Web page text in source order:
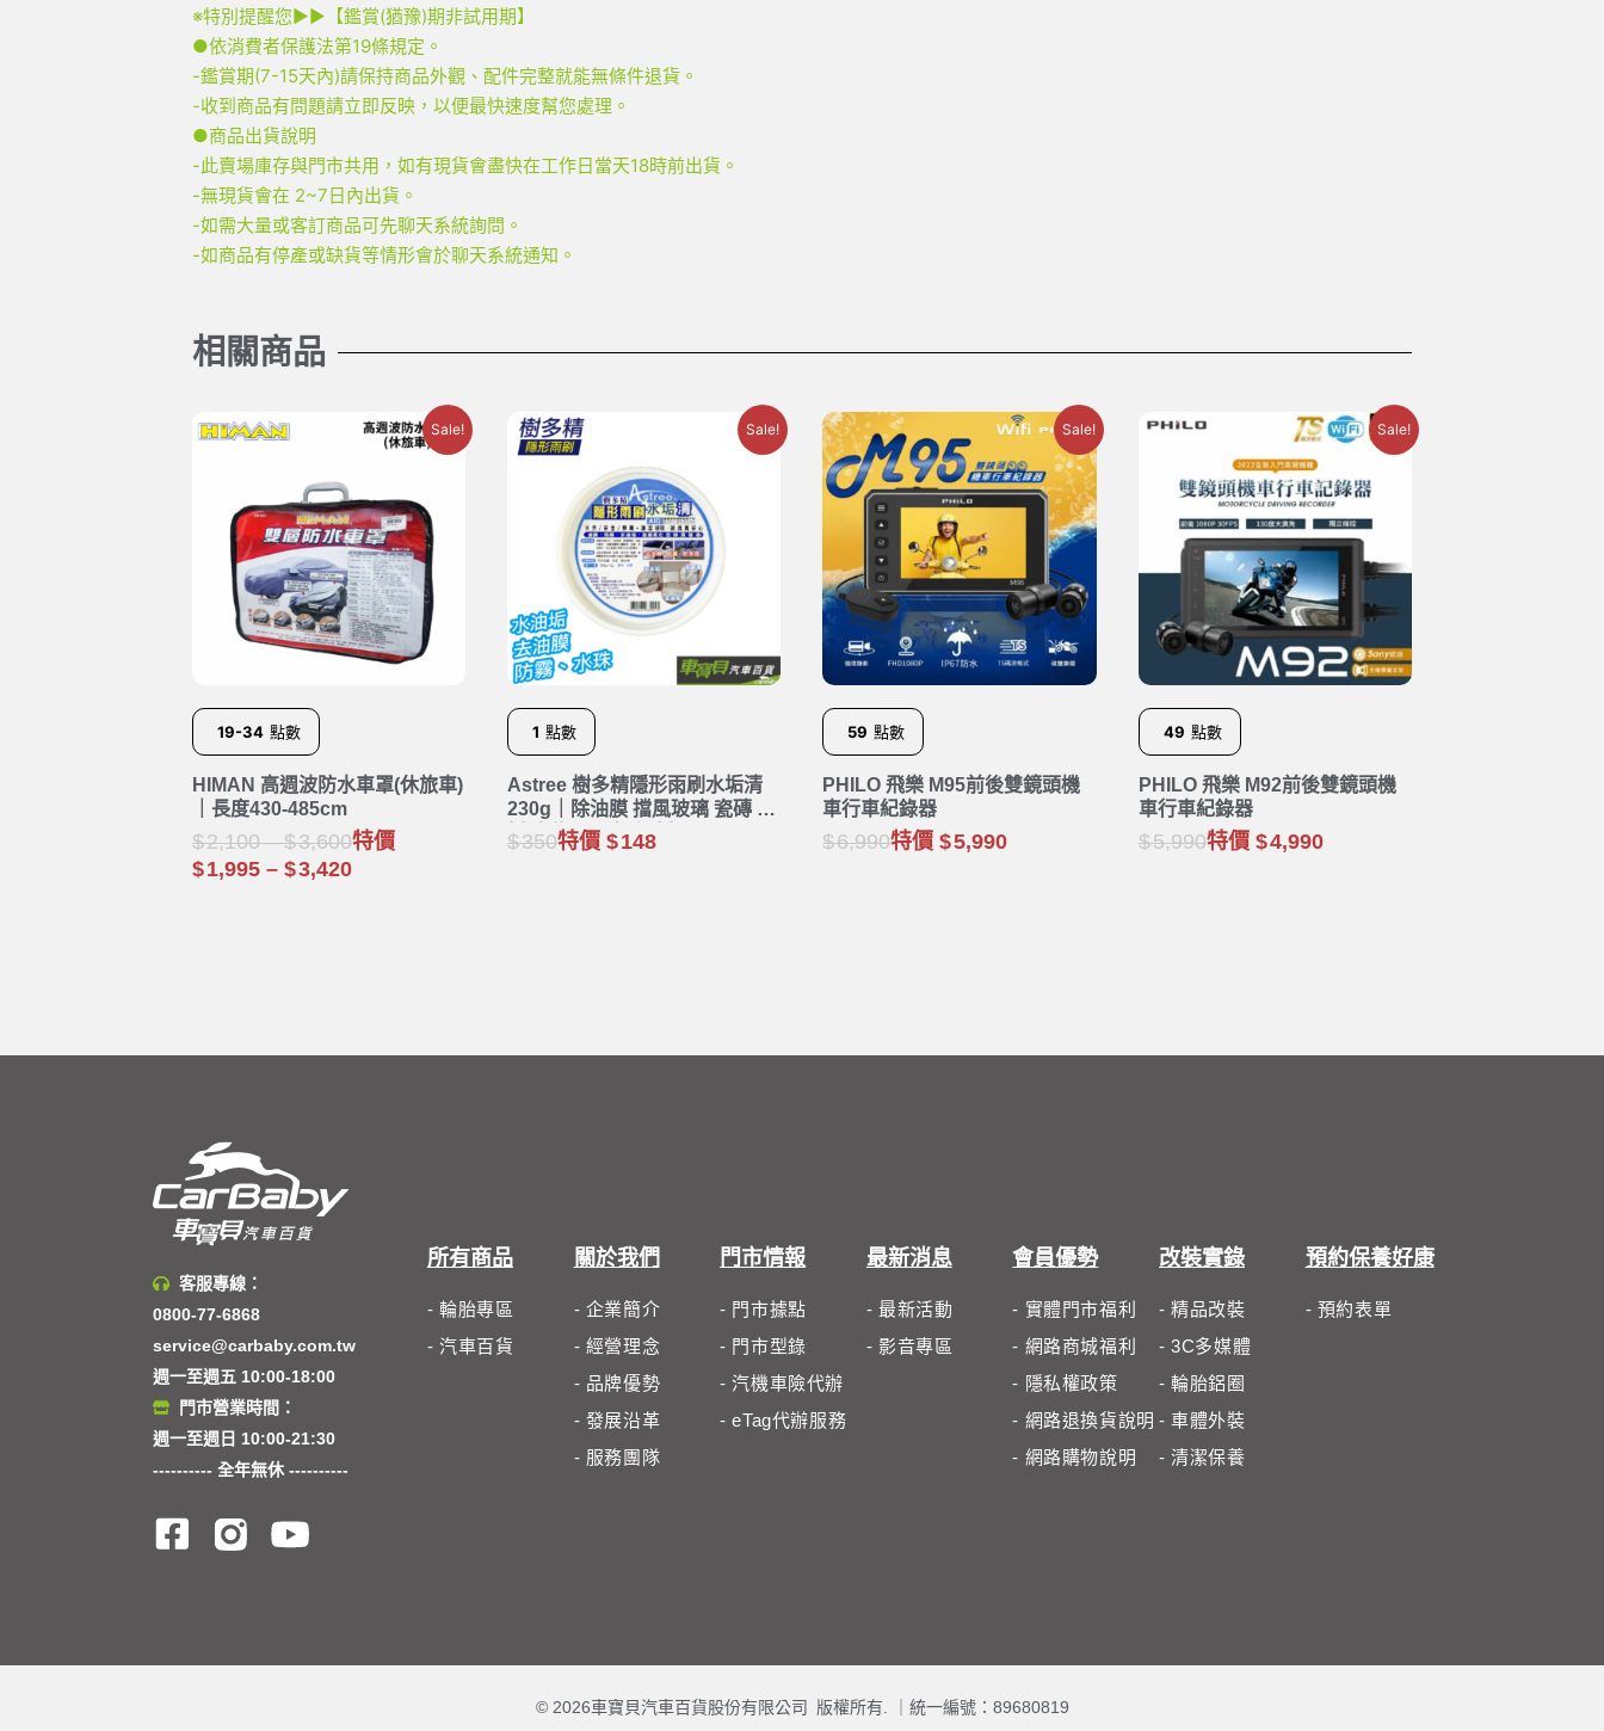
※特別提醒您▶▶【鑑賞(猶豫)期非試用期】
●依消費者保護法第19條規定。
-鑑賞期(7-15天內)請保持商品外觀、配件完整就能無條件退貨。
-收到商品有問題請立即反映，以便最快速度幫您處理。
●商品出貨說明
-此賣場庫存與門市共用，如有現貨會盡快在工作日當天18時前出貨。
-無現貨會在 2~7日內出貨。
-如需大量或客訂商品可先聊天系統詢問。
-如商品有停產或缺貨等情形會於聊天系統通知。
相關商品
Sale!
19-34 點數
HIMAN 高週波防水車罩(休旅車)
｜長度430-485cm
2,100– 3,600特價
1,995 – 3,420
Sale!
1 點數
Astree 樹多精隱形雨刷水垢清
230g｜除油膜 擋風玻璃 瓷磚 水
垢 水龍頭 馬桶 汙垢
350特價 148
Sale!
59 點數
PHILO 飛樂 M95前後雙鏡頭機
車行車紀錄器
6,990特價 5,990
Sale!
49 點數
PHILO 飛樂 M92前後雙鏡頭機
車行車紀錄器
5,990特價 4,990
客服專線：
0800-77-6868
service@carbaby.com.tw
週一至週五 10:00-18:00
門市營業時間：
週一至週日 10:00-21:30
---------- 全年無休 ----------
所有商品
- 輪胎專區
- 汽車百貨
關於我們
- 企業簡介
- 經營理念
- 品牌優勢
- 發展沿革
- 服務團隊
門市情報
- 門市據點
- 門市型錄
- 汽機車險代辦
- eTag代辦服務
最新消息
- 最新活動
- 影音專區
會員優勢
- 實體門市福利
- 網路商城福利
- 隱私權政策
- 網路退換貨說明
- 網路購物說明
改裝實錄
- 精品改裝
- 3C多媒體
- 輪胎鋁圈
- 車體外裝
- 清潔保養
預約保養好康
- 預約表單
© 2026車寶貝汽車百貨股份有限公司 版權所有. ｜ 統一編號：89680819